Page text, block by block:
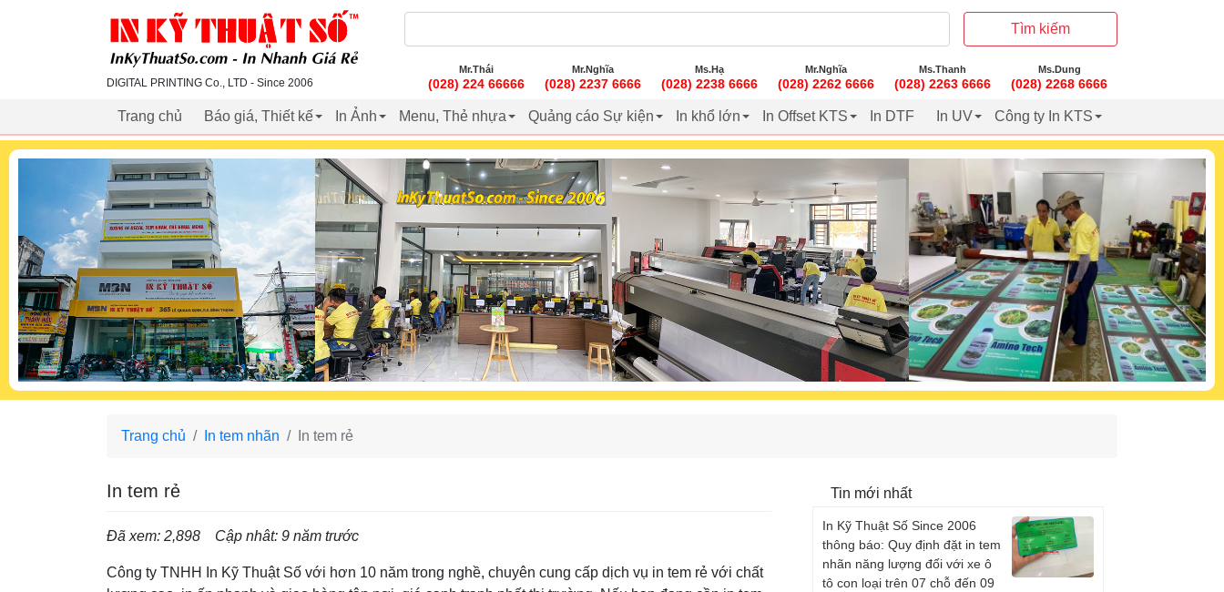
inkythuatso.com
DIGITAL PRINTING Co., LTD - Since 2006
Tìm kiếm
Mr.Thái
(028) 224 66666
Mr.Nghĩa
(028) 2237 6666
Ms.Hạ
(028) 2238 6666
Mr.Nghĩa
(028) 2262 6666
Ms.Thanh
(028) 2263 6666
Ms.Dung
(028) 2268 6666
Trang chủ Báo giá, Thiết kế In Ảnh Menu, Thẻ nhựa Quảng cáo Sự kiện In khổ lớn In Offset KTS In DTF In UV Công ty In KTS
Trang chủ In tem nhãn In tem rẻ
In tem rẻ
Đã xem: 2,898 Cập nhât: 9 năm trước
Công ty TNHH In Kỹ Thuật Số với hơn 10 năm trong nghề, chuyên cung cấp dịch vụ in tem rẻ với chất
Tin mới nhất
In Kỹ Thuật Số Since 2006
thông báo: Quy định đặt in tem
nhãn năng lượng đối với xe ô
tô con loại trên 07 chỗ đến 09